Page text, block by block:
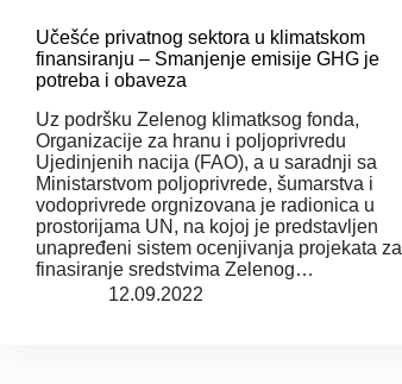
Učešće privatnog sektora u klimatskom
finansiranju – Smanjenje emisije GHG je
potreba i obaveza
Uz podršku Zelenog klimatksog fonda,
Organizacije za hranu i poljoprivredu
Ujedinjenih nacija (FAO), a u saradnji sa
Ministarstvom poljoprivrede, šumarstva i
vodoprivrede orgnizovana je radionica u
prostorijama UN, na kojoj je predstavljen
unapređeni sistem ocenjivanja projekata za
finasiranje sredstvima Zelenog…
12.09.2022